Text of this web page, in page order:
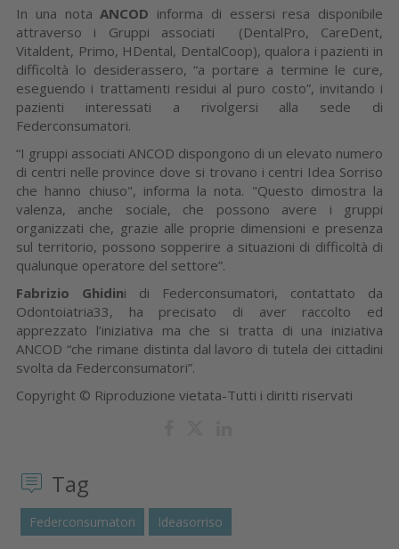
In una notaANCOD informa di essersi resa disponibile
attraverso i Gruppi associati (DentalPro, CareDent,
Vitaldent, Primo, HDental, DentalCoop), qualora i pazienti in
difficoltà lo desiderassero, “a portare a termine le cure,
eseguendo i trattamenti residui al puro costo”, invitando i
pazienti interessati a rivolgersi alla sede di
Federconsumatori.
“I gruppi associati ANCOD dispongono di un elevato numero
di centri nelle province dove si trovano i centri Idea Sorriso
che hanno chiuso", informa la nota. "Questo dimostra la
valenza, anche sociale, che possono avere i gruppi
organizzati che, grazie alle proprie dimensioni e presenza
sul territorio, possono sopperire a situazioni di difficoltà di
qualunque operatore del settore”.
Fabrizio Ghidini di Federconsumatori, contattato da
Odontoiatria33, ha precisato di aver raccolto ed
apprezzato l’iniziativa ma che si tratta di una iniziativa
ANCOD “che rimane distinta dal lavoro di tutela dei cittadini
svolta da Federconsumatori”.
Copyright © Riproduzione vietata-Tutti i diritti riservati
Tag
Federconsumatori Ideasorriso